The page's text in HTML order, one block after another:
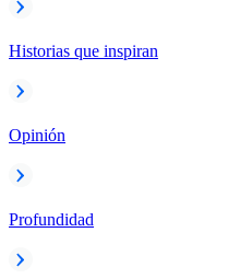
Historias que inspiran
Opinión
Profundidad